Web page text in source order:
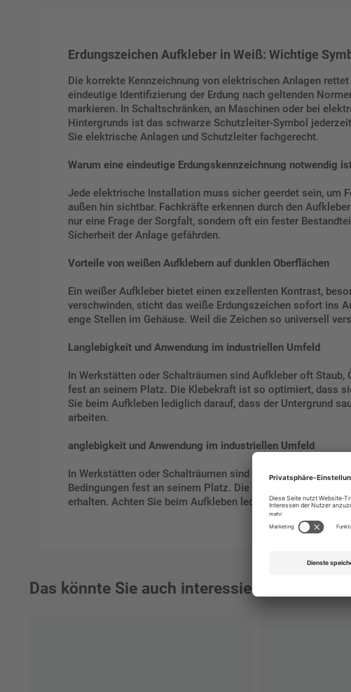
Erdungszeichen Aufkleber in Weiß: Wichtige
Die korrekte Kennzeichnung von elektrischen Anlagen
eindeutige Identifizierung der Erdung nach geltenden
markieren. In Schaltschränken, an Maschinen oder bei
Hintergrunds ist das schwarze Schutzleiter-Symbol
Sie elektrische Anlagen und Schutzleiter fachgerecht.
Warum eine eindeutige Erdungskennzeichnung notwendig
Jede elektrische Installation muss sicher geerdet sein, um
außen hin sichtbar. Fachkräfte erkennen durch den
nur eine Frage der Sorgfalt, sondern oft ein fester
Sicherheit der Anlage gefährden.
Vorteile von weißen Aufklebern auf dunklen Oberflächen
Ein weißer Aufkleber bietet einen exzellenten Kontrast,
verschwinden, sticht das weiße Erdungszeichen sofort ins
enge Stellen im Gehäuse. Weil die Zeichen so universell
Langlebigkeit und Anwendung im industriellen Umfeld
In Werkstätten oder Schalträumen sind Aufkleber oft
fest an seinem Platz. Die Klebekraft ist so optimiert, dass
Sie beim Aufkleben lediglich darauf, dass der Untergrund
arbeiten.
anglebigkeit und Anwendung im industriellen Umfeld
In Werkstätten oder Schalträumen sind Aufkleber oft
Bedingungen fest an seinem Platz. Die Klebekraft ist so
erhalten. Achten Sie beim Aufkleben lediglich darauf, dass
Das könnte Sie auch interessieren: